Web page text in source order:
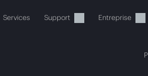
Services Support Entreprise